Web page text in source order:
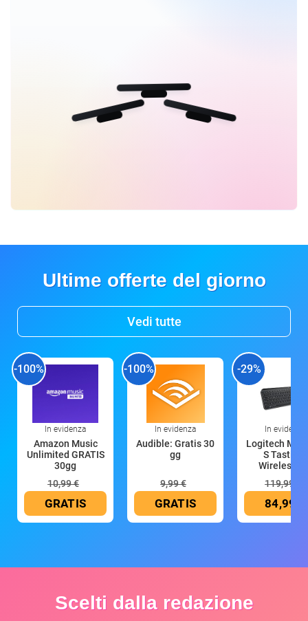
Ultime offerte del giorno
Vedi tutte
-100%
In evidenza
Amazon Music
Unlimited GRATIS
30gg
10,99 €
GRATIS
-100%
In evidenza
Audible: Gratis 30
gg
9,99 €
GRATIS
-29%
In evidenza
Logitech MX
S Tastiera
Wireless
119,99 €
84,99 €
Scelti dalla redazione